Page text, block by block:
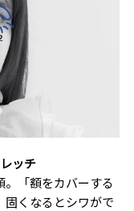
ッチ
「額をカバーする
くなるとシワがで